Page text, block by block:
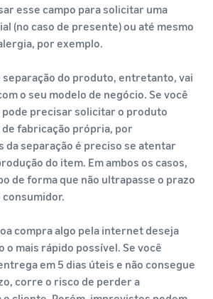
esse campo para solicitar uma
(no caso de presente) ou até mesmo
por exemplo.
separação do produto, entretanto, vai
o seu modelo de negócio. Se você
pode precisar solicitar o produto
fabricação própria, por
da separação é preciso se atentar
do item. Em ambos os casos,
de forma que não ultrapasse o prazo
compra algo pela internet deseja
mais rápido possível. Se você
em 5 dias úteis e não consegue
corre o risco de perder a